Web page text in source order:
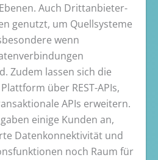
Auch Drittanbieter-
genutzt, um Quellsysteme
wenn
Zudem lassen sich die
über REST-APIs,
APIs erweitern.
einige Kunden an,
Datenkonnektivität und
noch Raum für